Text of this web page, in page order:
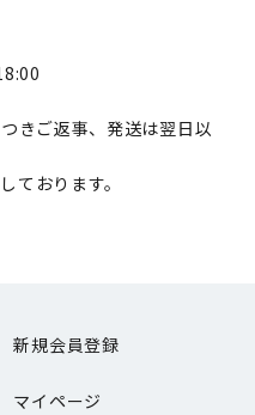
きご返事、発送は翌日以
ております。
新規会員登録
マイページ